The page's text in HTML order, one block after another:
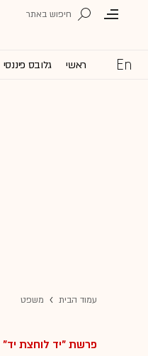
ראשי גלובס פיננסי
עמוד הבית משפט
פרשת "יד לוחצת יד"